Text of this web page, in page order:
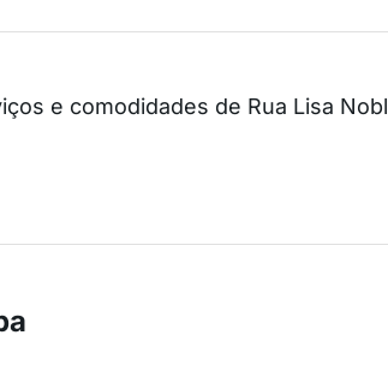
e comodidades de Rua Lisa